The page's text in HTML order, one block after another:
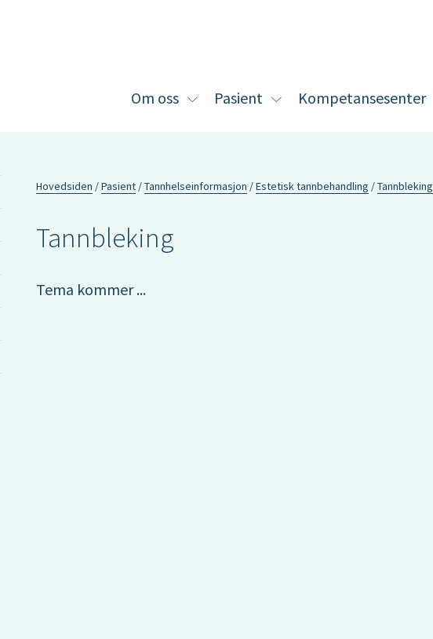
Om oss
Vis
Pasient
Vis
Kompetansesenter
Hovedsiden Pasient Tannhelseinformasjon Estetisk tannbehandling Tannbleking
Tannbleking
Tema kommer ...